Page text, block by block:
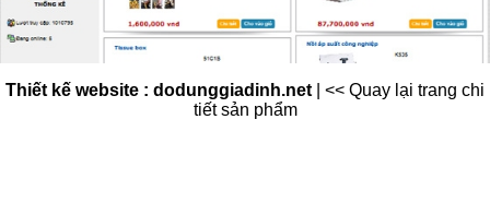
Thiết kế website : dodunggiadinh.net
<< Quay lại trang chi
tiết sản phẩm